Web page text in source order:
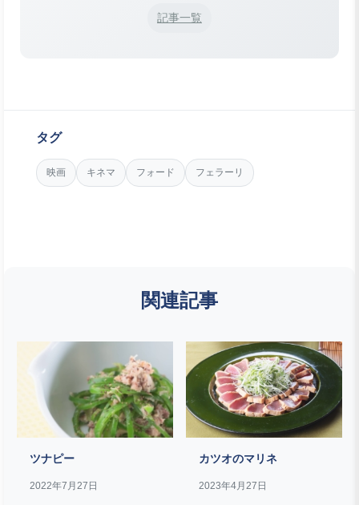
記事一覧
タグ
映画 キネマ フォード フェラーリ
関連記事
ツナピー
2022年7月27日
カツオのマリネ
2023年4月27日